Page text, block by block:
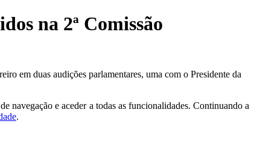
na 2ª Comissão
em duas audições parlamentares, uma com o Presidente da
navegação e aceder a todas as funcionalidades. Continuando a
.